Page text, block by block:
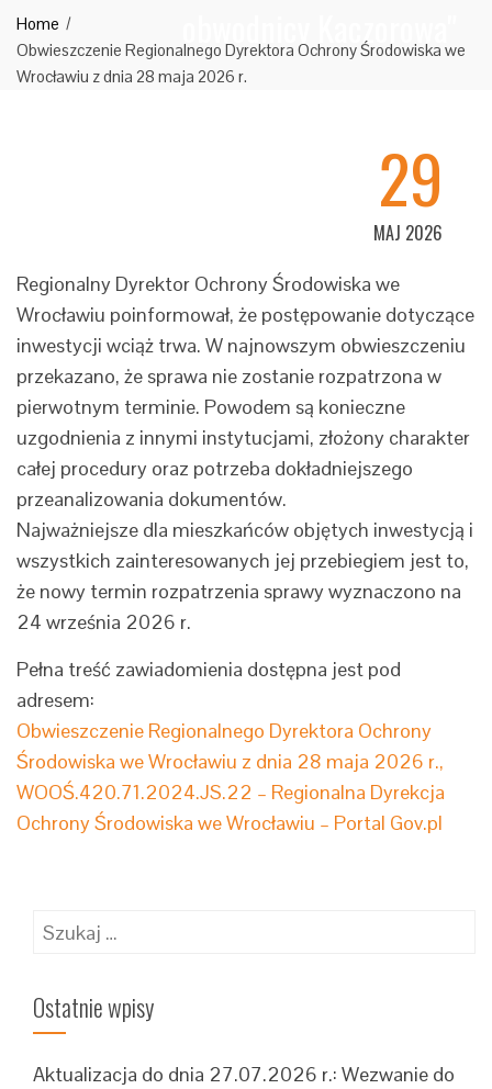
obwodnicy Kaczorowa"
Home
Obwieszczenie Regionalnego Dyrektora Ochrony Środowiska we
Wrocławiu z dnia 28 maja 2026 r.
29
MAJ 2026
Regionalny Dyrektor Ochrony Środowiska we
Wrocławiu poinformował, że postępowanie dotyczące
inwestycji wciąż trwa. W najnowszym obwieszczeniu
przekazano, że sprawa nie zostanie rozpatrzona w
pierwotnym terminie. Powodem są konieczne
uzgodnienia z innymi instytucjami, złożony charakter
całej procedury oraz potrzeba dokładniejszego
przeanalizowania dokumentów.
Najważniejsze dla mieszkańców objętych inwestycją i
wszystkich zainteresowanych jej przebiegiem jest to,
że nowy termin rozpatrzenia sprawy wyznaczono na
24 września 2026 r.
Pełna treść zawiadomienia dostępna jest pod
adresem:
Obwieszczenie Regionalnego Dyrektora Ochrony
Środowiska we Wrocławiu z dnia 28 maja 2026 r.,
WOOŚ.420.71.2024.JS.22 – Regionalna Dyrekcja
Ochrony Środowiska we Wrocławiu – Portal Gov.pl
Szukaj:
Ostatnie wpisy
Aktualizacja do dnia 27.07.2026 r.: Wezwanie do